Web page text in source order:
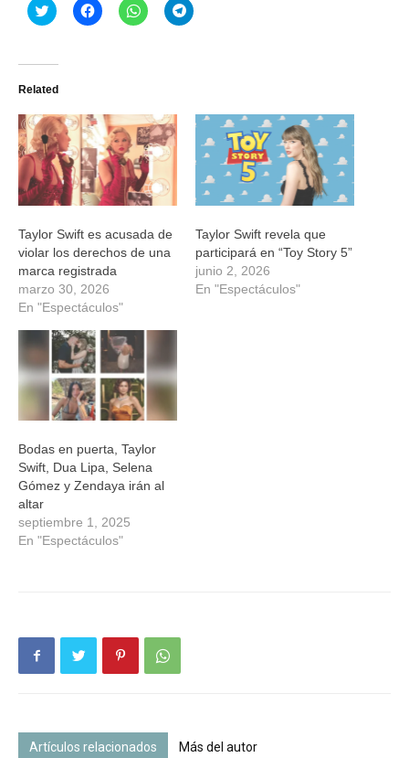
Haz
clic
Twitter
abre
una
ventana
nueva)
Haz
clic
una
ventana
nueva)
Haz
clic
una
ventana
nueva)
Haz
clic
una
ventana
nueva)
Related
Taylor Swift es acusada de
violar los derechos de una
marca registrada
marzo 30, 2026
En "Espectáculos"
Taylor Swift revela que
participará en “Toy Story 5”
junio 2, 2026
En "Espectáculos"
Bodas en puerta, Taylor
Swift, Dua Lipa, Selena
Gómez y Zendaya irán al
altar
septiembre 1, 2025
En "Espectáculos"
Artículos relacionados Más del autor